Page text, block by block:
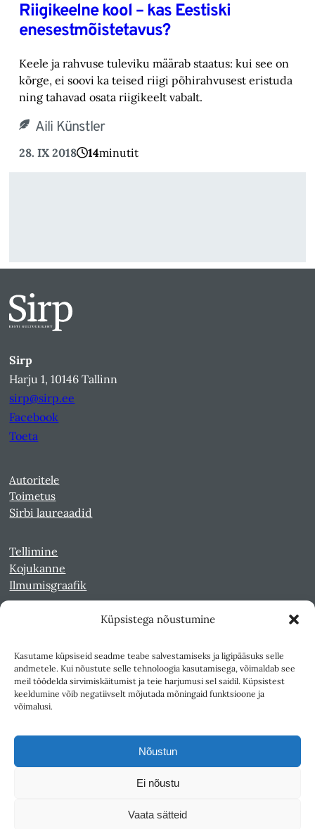
Küpsistega nõustumine
Kasutame küpsiseid seadme teabe salvestamiseks ja ligipääsuks selle
andmetele. Kui nõustute selle tehnoloogia kasutamisega, võimaldab see
meil töödelda sirvimiskäitumist ja teie harjumusi sel saidil. Küpsistest
keeldumine võib negatiivselt mõjutada mõningaid funktsioone ja
võimalusi.
Nõustun
Ei nõustu
Vaata sätteid
Riigikeelne kool – kas Eestiski
enesestmõistetavus?
Keele ja rahvuse tuleviku määrab staatus: kui see on
kõrge, ei soovi ka teised riigi põhirahvusest eristuda
ning tahavad osata riigikeelt vabalt.
Aili Künstler
28. IX 2018 14minutit
Sirp
Harju 1, 10146 Tallinn
sirp@sirp.ee
Facebook
Toeta
Autoritele
Toimetus
Sirbi laureaadid
Tellimine
Kojukanne
Ilmumisgraafik
Kultuurileht 1994-1997
Reede 1989-1990
Sirp ja Vasar 1940-1989
Teksti- ja andmekaeve
Väljaandja SA Kultuurileht